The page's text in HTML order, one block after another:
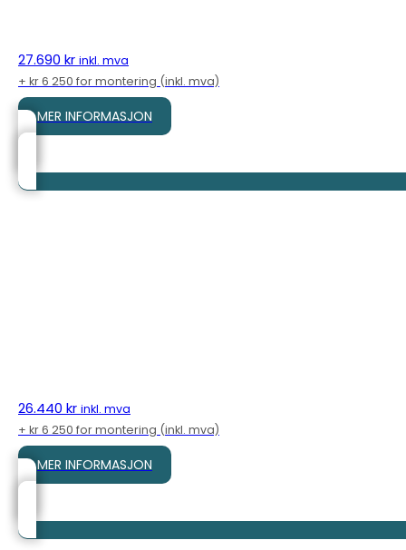
27.690 kr inkl. mva
+ kr 6 250 for montering (inkl. mva)
MER INFORMASJON
26.440 kr inkl. mva
+ kr 6 250 for montering (inkl. mva)
MER INFORMASJON